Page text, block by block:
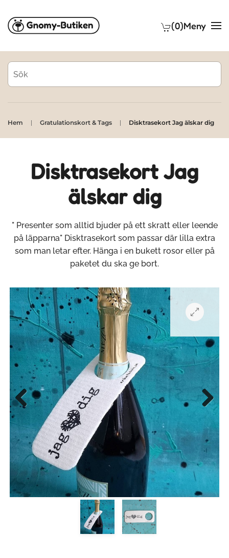
Skip to main content (0)Meny
Hem Gratulationskort & Tags Disktrasekort Jag älskar dig
Disktrasekort Jag
älskar dig
" Presenter som alltid bjuder på ett skratt eller leende
på läpparna" Disktrasekort som passar där lilla extra
som man letar efter. Hänga i en bukett rosor eller på
paketet du ska ge bort.
Previous Next